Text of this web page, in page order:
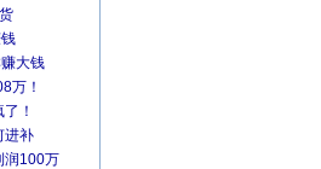
大钱
万！
！
进补
润100万